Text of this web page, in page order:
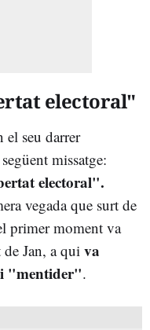
electoral"
seu darrer
missatge:
electoral".
vegada que surt de
primer moment va
Jan, a qui va
"mentider".